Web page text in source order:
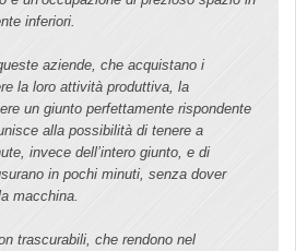
inferiori.
aziende, che acquistano i
la loro attività produttiva, la
un giunto perfettamente rispondente
alla possibilità di tenere a
invece dell’intero giunto, e di
in pochi minuti, senza dover
macchina.
trascurabili, che rendono nel